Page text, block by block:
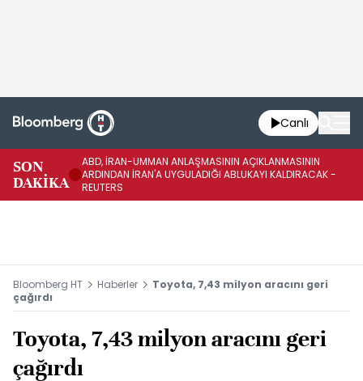
Canlı
SON
DAKİKA
ABD, İRAN-UMMAN ANLAŞMASININ AÇIKLANMASININ
ARDINDAN İRAN'A UYGULADIĞI ABLUKAYI KALDIRACAK -
REUTERS
Bloomberg HT Haberler
Toyota, 7,43 milyon aracını geri
çağırdı
Toyota, 7,43 milyon aracını geri
çağırdı